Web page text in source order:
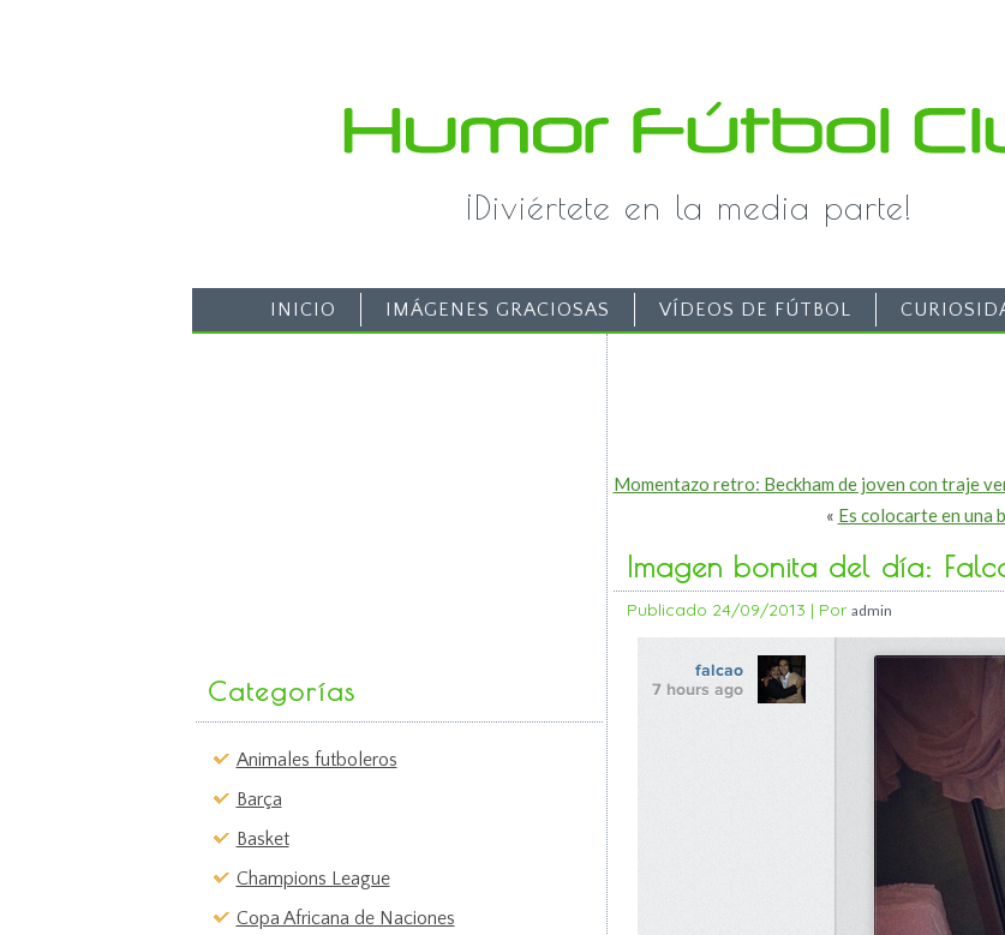
¡Diviértete en la media parte!
INICIO IMÁGENES GRACIOSAS VÍDEOS DE FÚTBOL
Categorías
Animales futboleros
Barça
Basket
Champions League
Copa Africana de Naciones
Momentazo retro: Beckham de joven con traje
« Es colocarte en una
Imagen bonita del día:
Publicado 24/09/2013 | Por admin